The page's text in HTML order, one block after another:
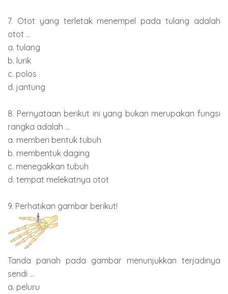
7. Otot yang terletak menempel pada tulang adalah
otot ...
a. tulang
b. lurik
c. polos
d. jantung
8. Pernyataan berikut ini yang bukan merupakan fungsi
rangka adalah ...
a. memberi bentuk tubuh
b. membentuk daging
c. menegakkan tubuh
d. tempat melekatnya otot
9. Perhatikan gambar berikut!
Tanda panah pada gambar menunjukkan terjadinya
sendi ...
a. peluru